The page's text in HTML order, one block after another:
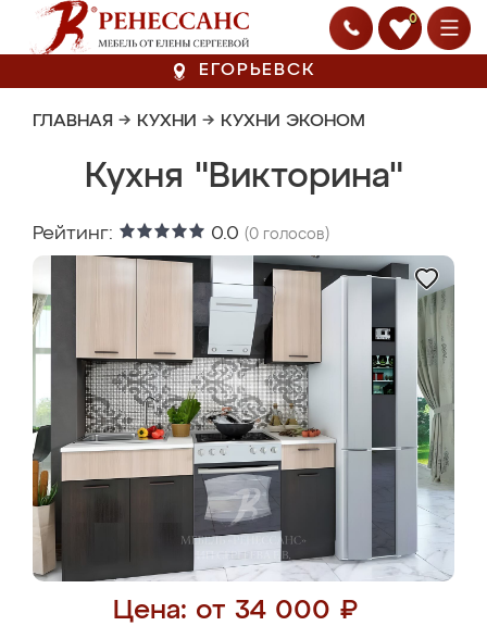
0
ЕГОРЬЕВСК
ГЛАВНАЯ → КУХНИ → КУХНИ ЭКОНОМ
Кухня "Викторина"
Рейтинг: 0.0 (0 голосов)
Цена: от 34 000 ₽